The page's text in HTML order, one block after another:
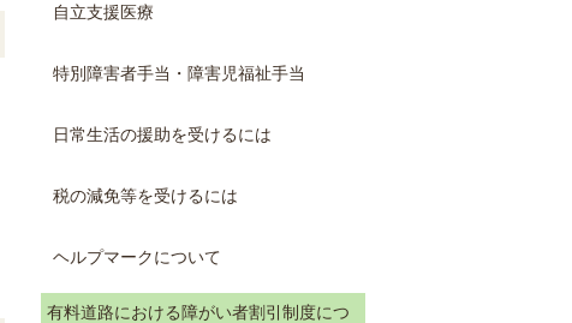
自立支援医療
特別障害者手当・障害児福祉手当
日常生活の援助を受けるには
税の減免等を受けるには
ヘルプマークについて
有料道路における障がい者割引制度につ